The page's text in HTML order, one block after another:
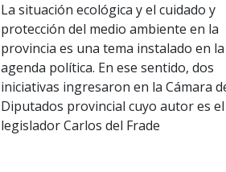
La situación ecológica y el cuidado y
protección del medio ambiente en la
provincia es una tema instalado en la
agenda política. En ese sentido, dos
iniciativas ingresaron en la Cámara
Diputados provincial cuyo autor es el
legislador Carlos del Frade